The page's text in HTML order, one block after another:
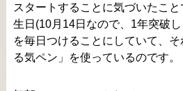
スタートすることに気づいたこ
生日(10月14日なので、1年突破
を毎日つけることにしていて、
る気ペン」を使っているのです。